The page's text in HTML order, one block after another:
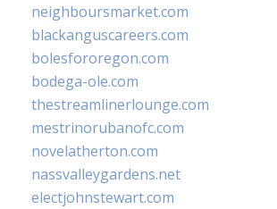
neighboursmarket.com
blackanguscareers.com
bolesfororegon.com
bodega-ole.com
thestreamlinerlounge.com
mestrinorubanofc.com
novelatherton.com
nassvalleygardens.net
electjohnstewart.com